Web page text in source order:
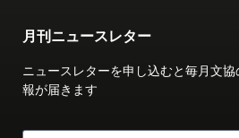
月刊ニュースレター
ニュースレターを申し込むと毎月文
報が届きます